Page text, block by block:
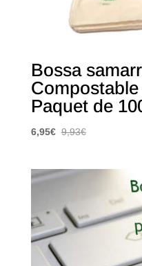
Bossa
Paquet de
6,95€ 9,93€